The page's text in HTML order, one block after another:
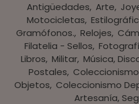
Antigüedades Arte
Motocicletas
Gramófonos. Relojes
Filatelia - Sellos
Libros Militar Música,
Postales
Objetos Coleccionismo
Artesanía,